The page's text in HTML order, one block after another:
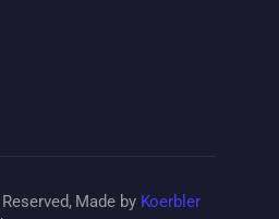
Made by Koerbler